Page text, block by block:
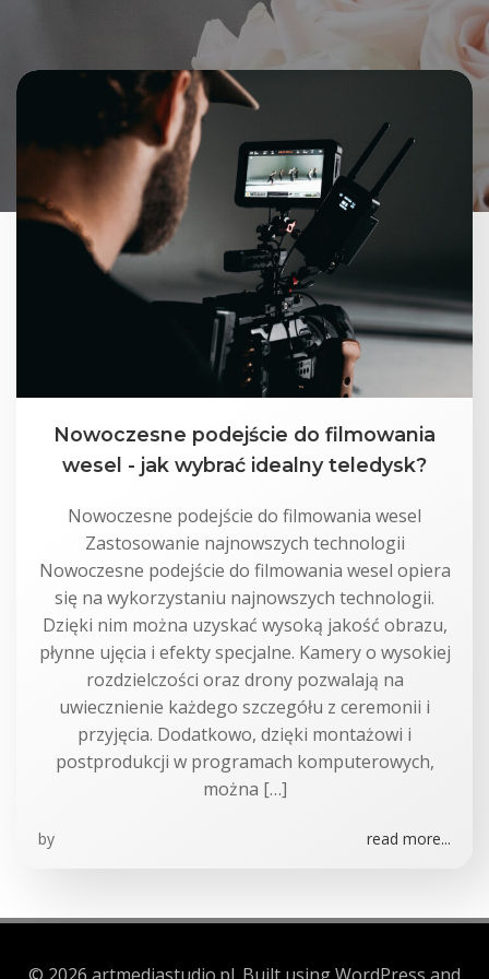
Nowoczesne podejście do filmowania
wesel - jak wybrać idealny teledysk?
Nowoczesne podejście do filmowania wesel
Zastosowanie najnowszych technologii
Nowoczesne podejście do filmowania wesel opiera
się na wykorzystaniu najnowszych technologii.
Dzięki nim można uzyskać wysoką jakość obrazu,
płynne ujęcia i efekty specjalne. Kamery o wysokiej
rozdzielczości oraz drony pozwalają na
uwiecznienie każdego szczegółu z ceremonii i
przyjęcia. Dodatkowo, dzięki montażowi i
postprodukcji w programach komputerowych,
można […]
by read more...